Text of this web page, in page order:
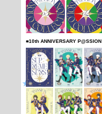
■10th ANNIVERSARY P@SSION